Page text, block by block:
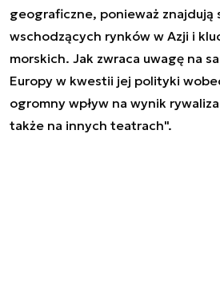
geograficzne, ponieważ znajdują
wschodzących rynków w Azji i
morskich. Jak zwraca uwagę na
Europy w kwestii jej polityki
ogromny wpływ na wynik
także na innych teatrach".